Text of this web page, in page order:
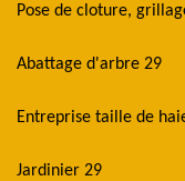
Pose de cloture,
Abattage d'arbre 29
Entreprise taille de
Jardinier 29